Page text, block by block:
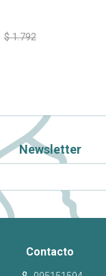
$ 1.792
Contacto
Newsletter